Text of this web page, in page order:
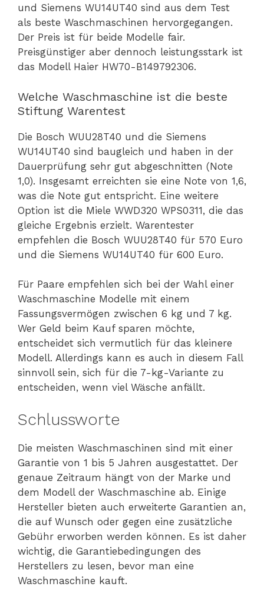
und Siemens WU14UT40 sind aus dem Test
als beste Waschmaschinen hervorgegangen.
Der Preis ist für beide Modelle fair.
Preisgünstiger aber dennoch leistungsstark ist
das Modell Haier HW70-B149792306.
Welche Waschmaschine ist die beste
Stiftung Warentest
Die Bosch WUU28T40 und die Siemens
WU14UT40 sind baugleich und haben in der
Dauerprüfung sehr gut abgeschnitten (Note
1,0). Insgesamt erreichten sie eine Note von 1,6,
was die Note gut entspricht. Eine weitere
Option ist die Miele WWD320 WPS0311, die das
gleiche Ergebnis erzielt. Warentester
empfehlen die Bosch WUU28T40 für 570 Euro
und die Siemens WU14UT40 für 600 Euro.
Für Paare empfehlen sich bei der Wahl einer
Waschmaschine Modelle mit einem
Fassungsvermögen zwischen 6 kg und 7 kg.
Wer Geld beim Kauf sparen möchte,
entscheidet sich vermutlich für das kleinere
Modell. Allerdings kann es auch in diesem Fall
sinnvoll sein, sich für die 7-kg-Variante zu
entscheiden, wenn viel Wäsche anfällt.
Schlussworte
Die meisten Waschmaschinen sind mit einer
Garantie von 1 bis 5 Jahren ausgestattet. Der
genaue Zeitraum hängt von der Marke und
dem Modell der Waschmaschine ab. Einige
Hersteller bieten auch erweiterte Garantien an,
die auf Wunsch oder gegen eine zusätzliche
Gebühr erworben werden können. Es ist daher
wichtig, die Garantiebedingungen des
Herstellers zu lesen, bevor man eine
Waschmaschine kauft.